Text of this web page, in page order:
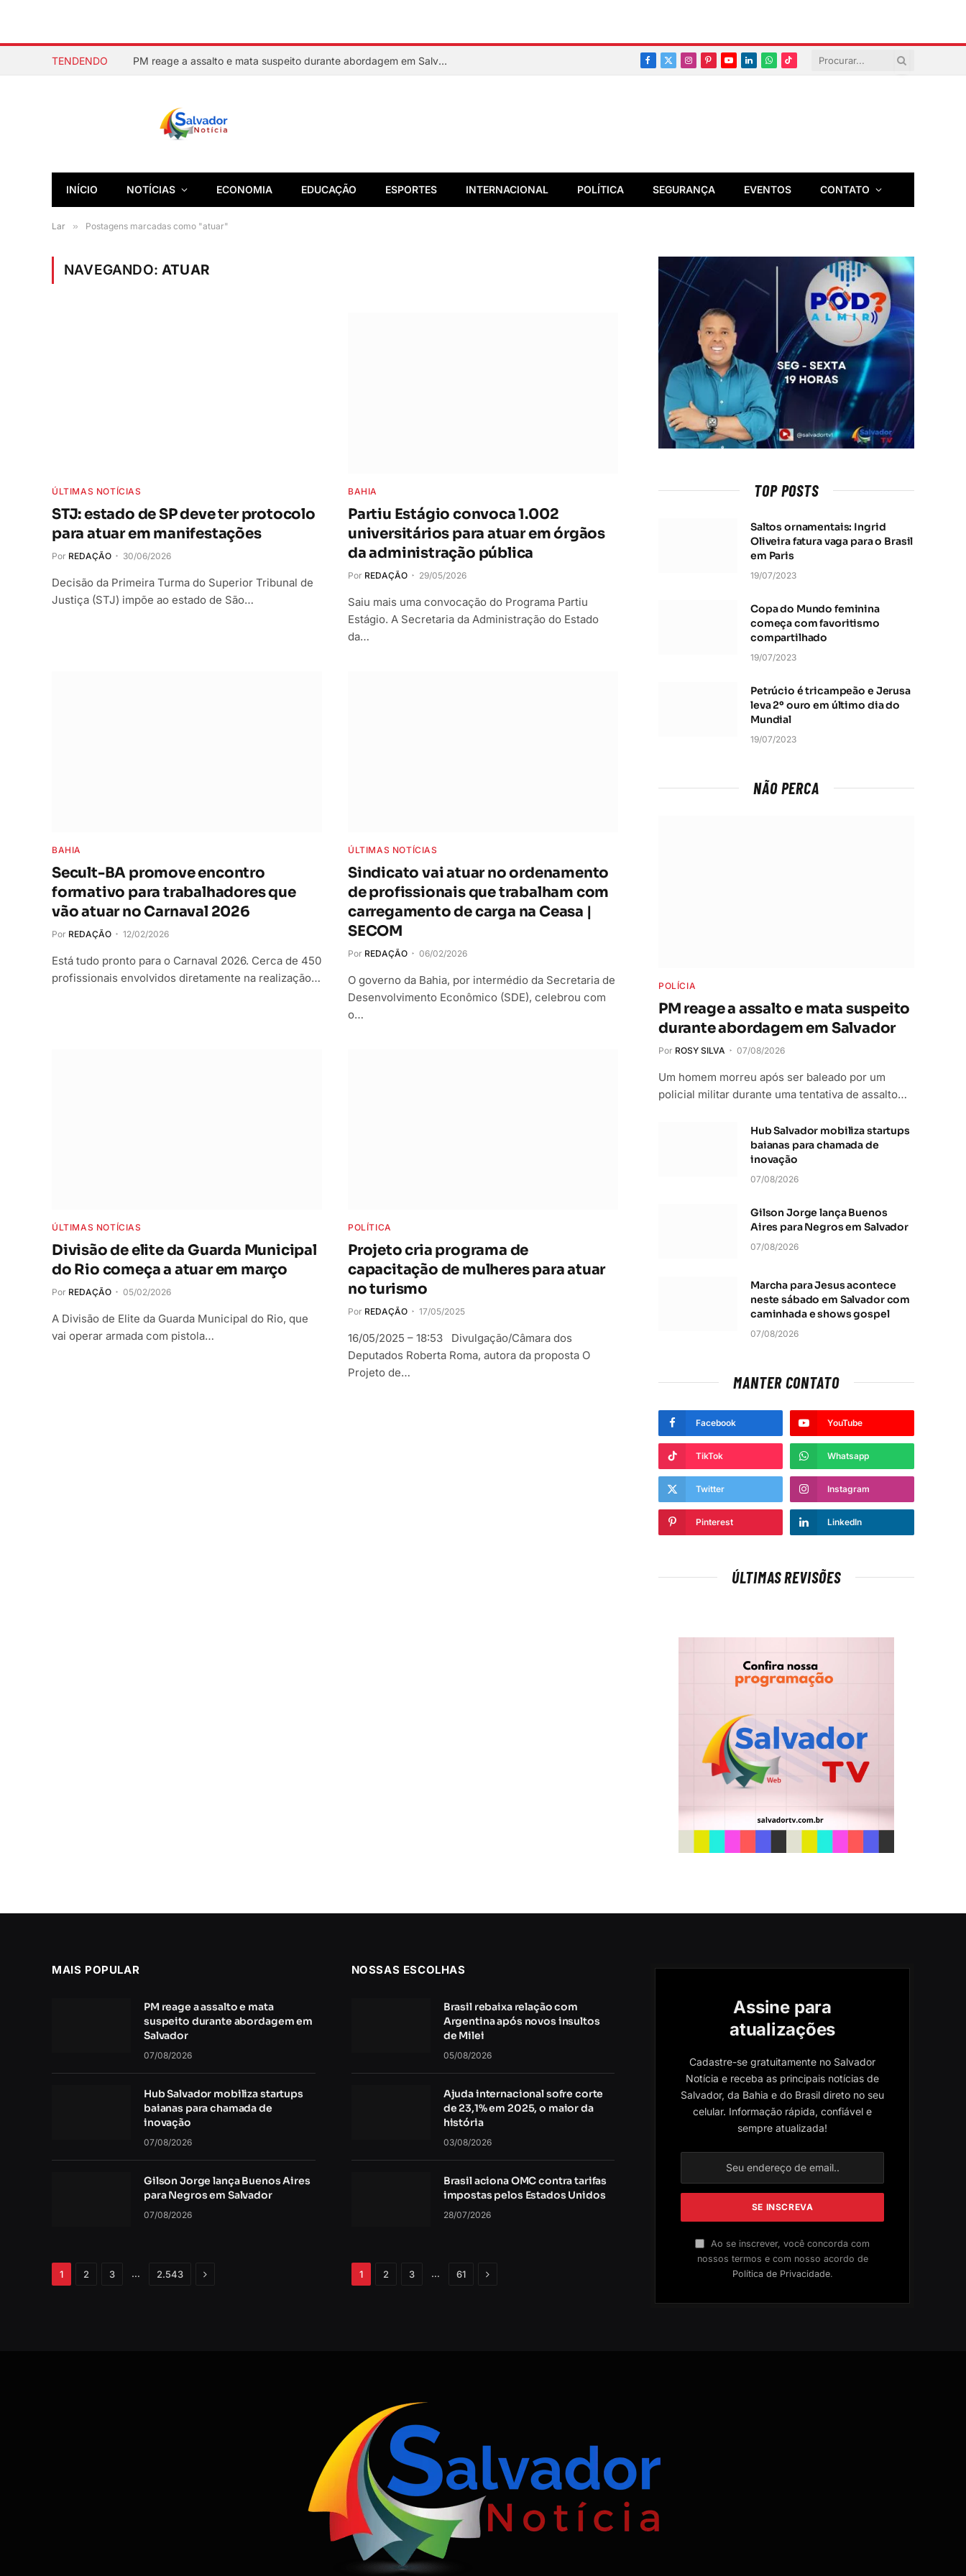
TENDENDO PM reage a assalto e mata suspeito durante abordagem em Salvador
Facebook
X
Instagram
PinterestYouTubeLinkedInWhatsapp
TikTok
INÍCIO NOTÍCIAS ECONOMIA EDUCAÇÃO ESPORTES INTERNACIONAL POLÍTICA SEGURANÇA EVENTOS CONTATO
Lar » Postagens marcadas como "atuar"
NAVEGANDO:ATUAR
ÚLTIMAS NOTÍCIAS
STJ: estado de SP deve ter protocolo
para atuar em manifestações
Por REDAÇÃO 30/06/2026
Decisão da Primeira Turma do Superior Tribunal de
Justiça (STJ) impõe ao estado de São…
BAHIA
Partiu Estágio convoca 1.002
universitários para atuar em órgãos
da administração pública
Por REDAÇÃO 29/05/2026
Saiu mais uma convocação do Programa Partiu
Estágio. A Secretaria da Administração do Estado
da…
BAHIA
Secult-BA promove encontro
formativo para trabalhadores que
vão atuar no Carnaval 2026
Por REDAÇÃO 12/02/2026
Está tudo pronto para o Carnaval 2026. Cerca de 450
profissionais envolvidos diretamente na realização…
ÚLTIMAS NOTÍCIAS
Sindicato vai atuar no ordenamento
de profissionais que trabalham com
carregamento de carga na Ceasa |
SECOM
Por REDAÇÃO 06/02/2026
O governo da Bahia, por intermédio da Secretaria de
Desenvolvimento Econômico (SDE), celebrou com
o…
ÚLTIMAS NOTÍCIAS
Divisão de elite da Guarda Municipal
do Rio começa a atuar em março
Por REDAÇÃO 05/02/2026
A Divisão de Elite da Guarda Municipal do Rio, que
vai operar armada com pistola…
POLÍTICA
Projeto cria programa de
capacitação de mulheres para atuar
no turismo
Por REDAÇÃO 17/05/2025
16/05/2025 – 18:53 Divulgação/Câmara dos
Deputados Roberta Roma, autora da proposta O
Projeto de…
TOP POSTS
Saltos ornamentais: Ingrid
Oliveira fatura vaga para o Brasil
em Paris
19/07/2023
Copa do Mundo feminina
começa com favoritismo
compartilhado
19/07/2023
Petrúcio é tricampeão e Jerusa
leva 2º ouro em último dia do
Mundial
19/07/2023
NÃO PERCA
POLÍCIA
PM reage a assalto e mata suspeito
durante abordagem em Salvador
Por ROSY SILVA 07/08/2026
Um homem morreu após ser baleado por um
policial militar durante uma tentativa de assalto…
Hub Salvador mobiliza startups
baianas para chamada de
inovação
07/08/2026
Gilson Jorge lança Buenos
Aires para Negros em Salvador
07/08/2026
Marcha para Jesus acontece
neste sábado em Salvador com
caminhada e shows gospel
07/08/2026
MANTER CONTATO
Facebook YouTube
TikTok Whatsapp
Twitter Instagram
Pinterest LinkedIn
ÚLTIMAS REVISÕES
MAIS POPULAR
PM reage a assalto e mata
suspeito durante abordagem em
Salvador
07/08/2026
Hub Salvador mobiliza startups
baianas para chamada de
inovação
07/08/2026
Gilson Jorge lança Buenos Aires
para Negros em Salvador
07/08/2026
1 2 3 … 2.543 Próximo
NOSSAS ESCOLHAS
Brasil rebaixa relação com
Argentina após novos insultos
de Milei
05/08/2026
Ajuda internacional sofre corte
de 23,1% em 2025, o maior da
história
03/08/2026
Brasil aciona OMC contra tarifas
impostas pelos Estados Unidos
28/07/2026
1 2 3 … 61 Próximo
Assine para
atualizações
Cadastre-se gratuitamente no Salvador
Notícia e receba as principais notícias de
Salvador, da Bahia e do Brasil direto no seu
celular. Informação rápida, confiável e
sempre atualizada!
Ao se inscrever, você concorda com
nossos termos e com nosso acordo de
Política de Privacidade.